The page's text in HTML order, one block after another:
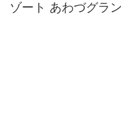
ゾート あわづグラ